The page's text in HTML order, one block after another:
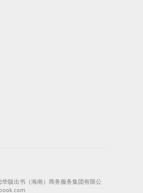
华版出书（海南）商务服务集团有限公